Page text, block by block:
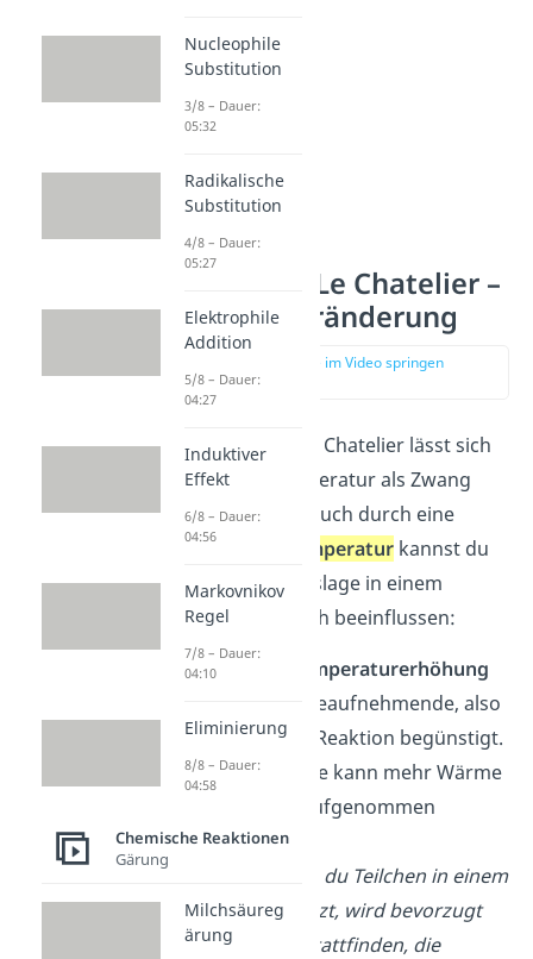
Prinzip von Le Chatelier –
Temperaturänderung
zur Stelle im Video springen
(02:03)
Das Prinzip von Le Chatelier lässt sich
auch auf die Temperatur als Zwang
anwenden, denn auch durch eine
Änderung der
Temperatur kannst du
die Gleichgewichtslage in einem
System maßgeblich beeinflussen:
Durch eine
Temperaturerhöhung
wird die wärmeaufnehmende, also
endotherme
, Reaktion begünstigt.
Auf diese Weise kann mehr Wärme
vom System aufgenommen
werden.
Wenn du Teilchen in einem
Behältnis erhitzt, wird bevorzugt
die Reaktion stattfinden, die
Nucleophile
Substitution
3/8 – Dauer:
05:32
Radikalische
Substitution
4/8 – Dauer:
05:27
Elektrophile
Addition
5/8 – Dauer:
04:27
Induktiver
Effekt
6/8 – Dauer:
04:56
Markovnikov
Regel
7/8 – Dauer:
04:10
Eliminierung
8/8 – Dauer:
04:58
Chemische Reaktionen
Gärung
Milchsäureg
ärung